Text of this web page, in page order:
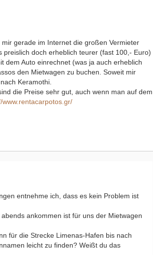
gerade im Internet die großen Vermieter
doch erheblich teurer (fast 100,- Euro)
dem Auto einrechnet (was ja auch erheblich
den Mietwagen zu buchen. Soweit mir
Keramothi.
die Preise sehr gut, auch wenn man auf dem
www.rentacarpotos.gr/
entnehme ich, dass es kein Problem ist
ankommen ist für uns der Mietwagen
für die Strecke Limenas-Hafen bis nach
leicht zu finden? Weißt du das